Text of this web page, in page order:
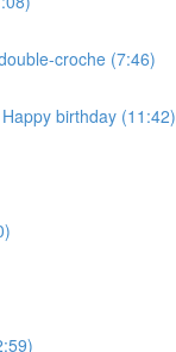
croche (7:46)
birthday (11:42)